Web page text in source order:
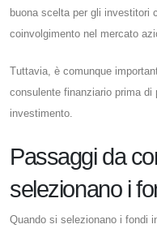
buona scelta per gli investitori
coinvolgimento nel mercato
Tuttavia, è comunque
consulente finanziario prima di
investimento.
Passaggi da
selezionano i
Quando si selezionano i fondi